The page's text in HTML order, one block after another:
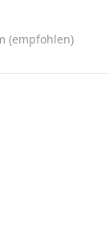
(empfohlen)